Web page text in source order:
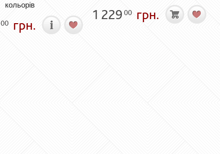
кольорів
00 грн.
1 229 00 грн.